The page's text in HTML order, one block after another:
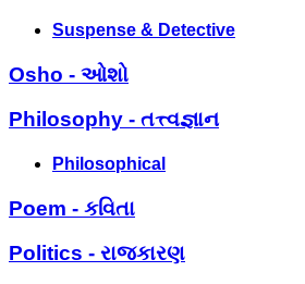
Suspense & Detective
Osho - ઓશો
Philosophy - તત્ત્વજ્ઞાન
Philosophical
Poem - કવિતા
Politics - રાજકારણ